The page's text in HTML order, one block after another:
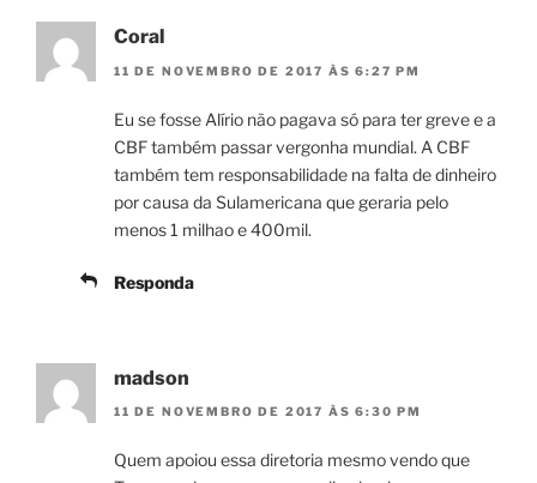
Coral
11 DE NOVEMBRO DE 2017 ÀS 6:27 PM
Eu se fosse Alírio não pagava só para ter greve e a
CBF também passar vergonha mundial. A CBF
também tem responsabilidade na falta de dinheiro
por causa da Sulamericana que geraria pelo
menos 1 milhao e 400mil.
Responda
madson
11 DE NOVEMBRO DE 2017 ÀS 6:30 PM
Quem apoiou essa diretoria mesmo vendo que